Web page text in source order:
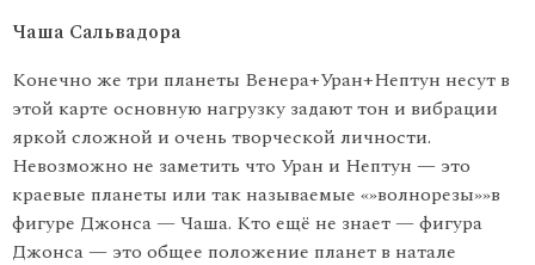
Чаша Сальвадора
Конечно же три планеты Венера+Уран+Нептун несут в
этой карте основную нагрузку задают тон и вибрации
яркой сложной и очень творческой личности.
Невозможно не заметить что Уран и Нептун — это
краевые планеты или так называемые «»волнорезы»»в
фигуре Джонса — Чаша. Кто ещё не знает — фигура
Джонса — это общее положение планет в натале